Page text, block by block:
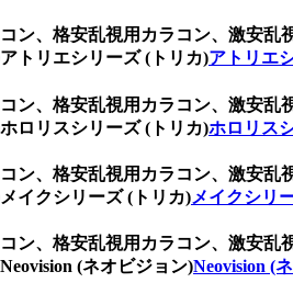
、格安乱視用カラコン、激安乱
トリエシリーズ (トリカ)アトリエ
、格安乱視用カラコン、激安乱
ロリスシリーズ (トリカ)ホロリス
、格安乱視用カラコン、激安乱
イクシリーズ (トリカ)メイクシリ
、格安乱視用カラコン、激安乱
(ネオビジョン)Neovision (